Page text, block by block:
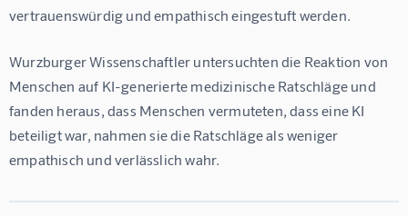
vertrauenswürdig und empathisch eingestuft werden
Wurzburger Wissenschaftler untersuchten die Reaktion von
Menschen auf KI-generierte medizinische Ratschläge und
fanden heraus, dass Menschen vermuteten, dass eine KI
beteiligt war, nahmen sie die Ratschläge als weniger
empathisch und verlässlich wahr.